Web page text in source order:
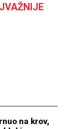
na krov,